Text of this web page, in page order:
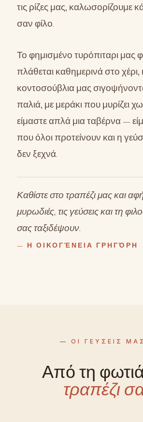
τις ρίζες μας, καλωσορίζουμε
σαν φίλο.
Το φημισμένο τυρόπιταρι μας
πλάθεται καθημερινά στο χέρι,
κοντοσούβλια μας
παλιά, με μεράκι που μυρίζει
είμαστε απλά μια ταβέρνα —
που όλοι προτείνουν και η
δεν ξεχνά.
Καθίστε στο τραπέζι μας και
μυρωδιές, τις γεύσεις και τη
σας ταξιδέψουν.
— Η ΟΙΚΟΓΈΝΕΙΑ ΓΡΗΓΌΡΗ
— ΟΙ ΓΕΥΣΕΙΣ
Από τη
τραπέζι